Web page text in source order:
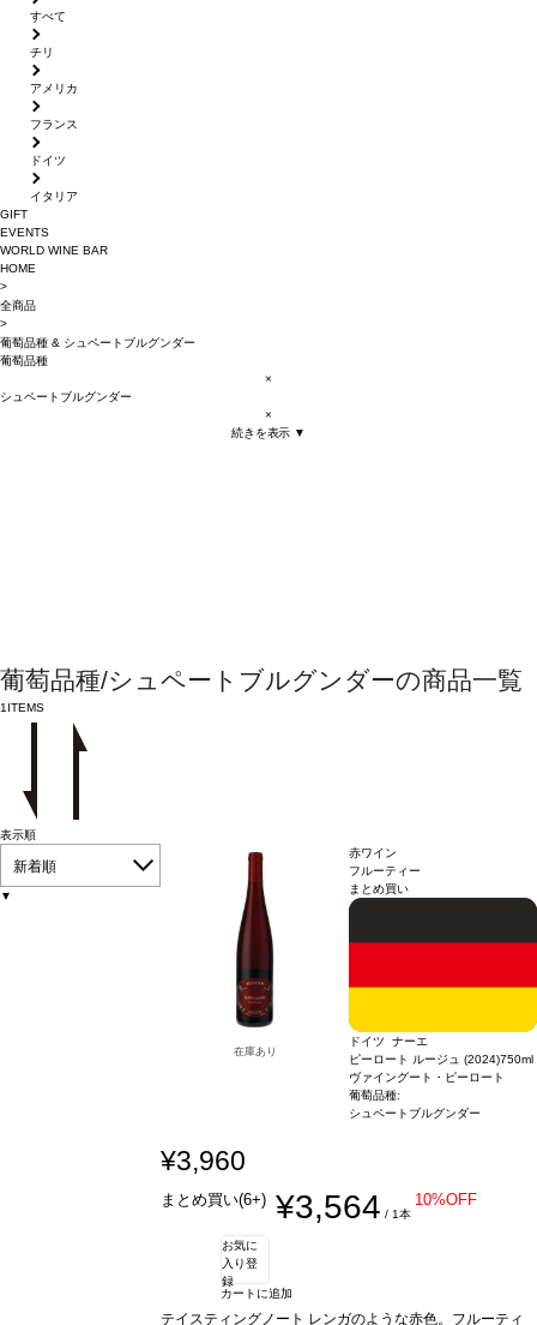
すべて
チリ
アメリカ
フランス
ドイツ
イタリア
GIFT
EVENTS
WORLD WINE BAR
HOME
>
全商品
>
葡萄品種& シュペートブルグンダー
葡萄品種
×
シュペートブルグンダー
×
続きを表示 ▼
葡萄品種/シュペートブルグンダーの商品一覧
1 ITEMS
表示順
新着順
▼
在庫あり
赤ワイン
フルーティー
まとめ買い
ドイツ ナーエ
ピーロート ルージュ (2024)750ml
ヴァイングート・ピーロート
葡萄品種:
シュペートブルグンダー
¥3,960
まとめ買い(6+) ¥3,564 / 1本
10%OFF
お気に
入り登
録
カートに追加
テイスティングノート レンガのような赤色。フルーティ